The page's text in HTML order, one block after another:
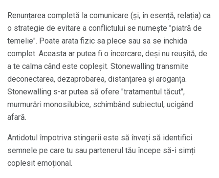
Renunțarea completă la comunicare (și, în esență, relația) ca
o strategie de evitare a conflictului se numește "piatră de
temelie". Poate arata fizic sa plece sau sa se inchida
complet. Aceasta ar putea fi o încercare, deși nu reușită, de
a te calma când este copleșit. Stonewalling transmite
deconectarea, dezaprobarea, distanțarea și aroganța.
Stonewalling s-ar putea să ofere "tratamentul tăcut",
murmurări monosilubice, schimbând subiectul, ucigând
afară.
Antidotul împotriva stingerii este să înveți să identifici
semnele pe care tu sau partenerul tău începe să-i simți
coplesit emoțional.